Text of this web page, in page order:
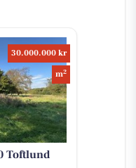
30.000.000 kr
m2
Toftlund